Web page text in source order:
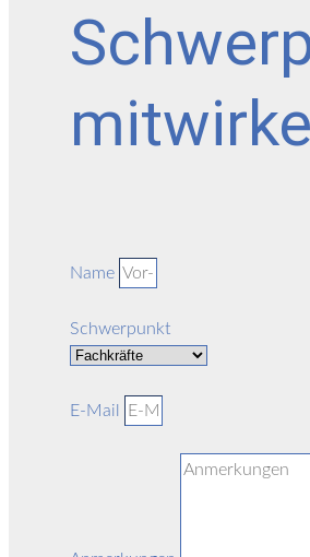
Name
Schwerpunkt
E-Mail